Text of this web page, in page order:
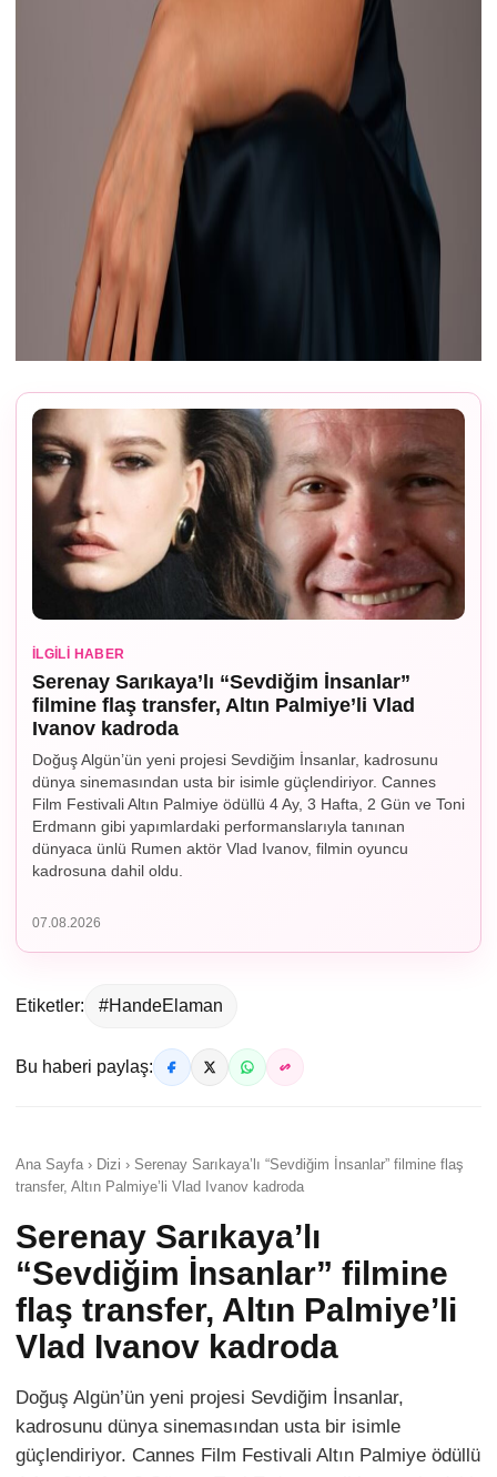
İLGILI HABER
Serenay Sarıkaya’lı “Sevdiğim İnsanlar”
filmine flaş transfer, Altın Palmiye’li Vlad
Ivanov kadroda
Doğuş Algün’ün yeni projesi Sevdiğim İnsanlar, kadrosunu
dünya sinemasından usta bir isimle güçlendiriyor. Cannes
Film Festivali Altın Palmiye ödüllü 4 Ay, 3 Hafta, 2 Gün ve Toni
Erdmann gibi yapımlardaki performanslarıyla tanınan
dünyaca ünlü Rumen aktör Vlad Ivanov, filmin oyuncu
kadrosuna dahil oldu.
07.08.2026
Etiketler: #HandeElaman
Bu haberi paylaş:
Ana Sayfa › Dizi › Serenay Sarıkaya’lı “Sevdiğim İnsanlar” filmine flaş
transfer, Altın Palmiye’li Vlad Ivanov kadroda
Serenay Sarıkaya’lı
“Sevdiğim İnsanlar” filmine
flaş transfer, Altın Palmiye’li
Vlad Ivanov kadroda
Doğuş Algün’ün yeni projesi Sevdiğim İnsanlar,
kadrosunu dünya sinemasından usta bir isimle
güçlendiriyor. Cannes Film Festivali Altın Palmiye ödüllü